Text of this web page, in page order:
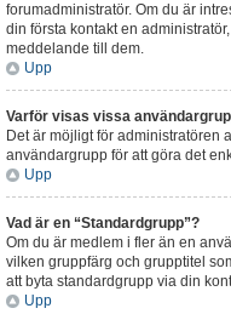
forumadministratör. Om du är
din första kontakt en
meddelande till dem.
Upp
Varför visas vissa
Det är möjligt för administratören
användargrupp för att göra det
Upp
Vad är en “Standardgrupp”?
Om du är medlem i fler än en
vilken gruppfärg och grupptitel
att byta standardgrupp via din
Upp